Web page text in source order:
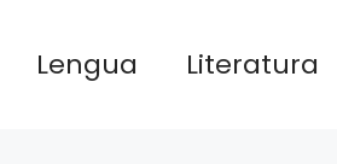
Lengua Literatura